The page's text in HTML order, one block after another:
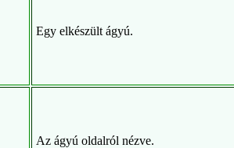
Egy elkészült ágyú.
Az ágyú oldalról nézve.